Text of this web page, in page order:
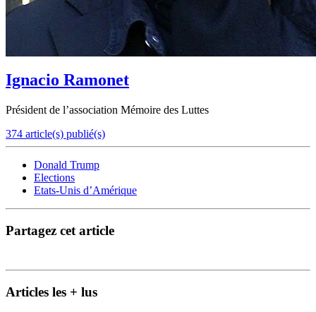
Ignacio Ramonet
Président de l’association Mémoire des Luttes
374 article(s) publié(s)
Donald Trump
Elections
Etats-Unis d’Amérique
Partagez cet article
Articles les + lus